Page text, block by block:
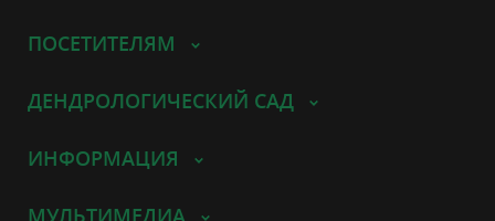
ПОСЕТИТЕЛЯМ
ДЕНДРОЛОГИЧЕСКИЙ САД
ИНФОРМАЦИЯ
МУЛЬТИМЕДИА